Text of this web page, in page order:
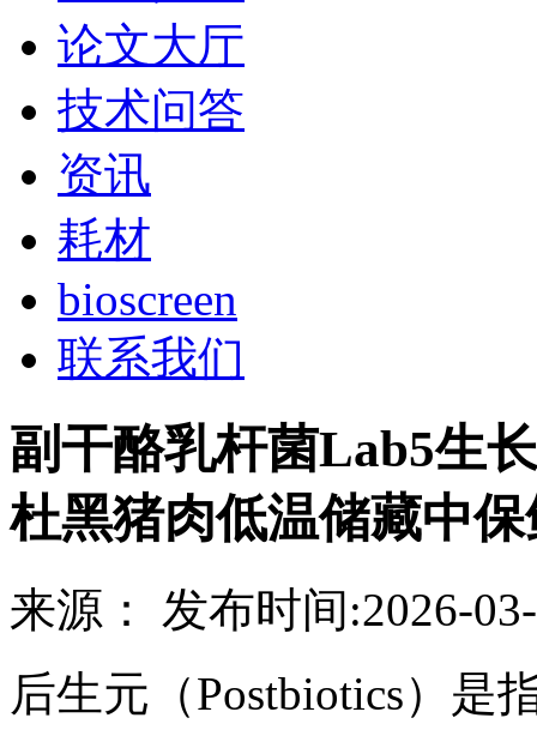
论文大厅
技术问答
资讯
耗材
bioscreen
联系我们
副干酪乳杆菌Lab5生
杜黑猪肉低温储藏中
来源： 发布时间:2026-
后生元（Postbiotics）是